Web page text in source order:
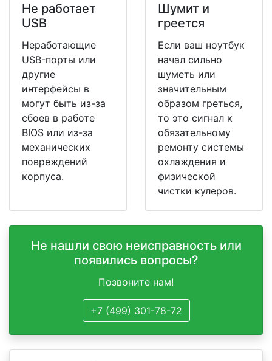
Не работает
USB
Неработающие
USB-порты или
другие
интерфейсы в
могут быть из-за
сбоев в работе
BIOS или из-за
механических
повреждений
корпуса.
Шумит и
греется
Если ваш ноутбук
начал сильно
шуметь или
значительным
образом греться,
то это сигнал к
обязательному
ремонту системы
охлаждения и
физической
чистки кулеров.
Не нашли свою неисправность или
появились вопросы?
Позвоните нам!
+7 (499) 301-78-72